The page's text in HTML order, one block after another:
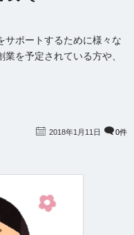
サポートするために様々な
を予定されている方や、
2018年1月11日 0件